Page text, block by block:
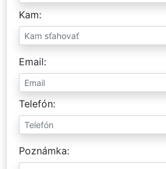
Kam
Email
Telefón
Poznámka